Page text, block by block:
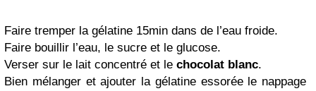
Faire tremper la gélatine 15min dans de l’eau froide.
Faire bouillir l’eau, le sucre et le glucose.
Verser sur le lait concentré et le chocolat blanc.
Bien mélanger et ajouter la gélatine essorée le nappage